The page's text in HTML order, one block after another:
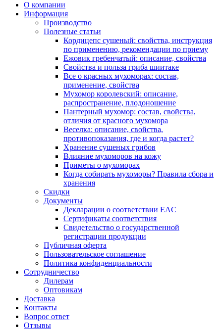
О компании
Информация
Производство
Полезные статьи
Кордицепс сушеный: свойства, инструкция
по применению, рекомендации по приему
Ежовик гребенчатый: описание, свойства
Свойства и польза гриба шиитаке
Все о красных мухоморах: состав,
применение, свойства
Мухомор королевский: описание,
распространение, плодоношение
Пантерный мухомор: состав, свойства,
отличия от красного мухомора
Веселка: описание, свойства,
противопоказания, где и когда растет?
Хранение сушеных грибов
Влияние мухоморов на кожу
Приметы о мухоморах
Когда собирать мухоморы? Правила сбора и
хранения
Скидки
Документы
Декларации о соответствии EAC
Сертификаты соответствия
Свидетельство о государственной
регистрации продукции
Публичная оферта
Пользовательское соглашение
Политика конфиденциальности
Сотрудничество
Дилерам
Оптовикам
Доставка
Контакты
Вопрос ответ
Отзывы